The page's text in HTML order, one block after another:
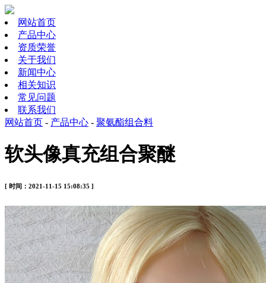
网站首页
产品中心
资质荣誉
关于我们
新闻中心
相关知识
常见问题
联系我们
网站首页 - 产品中心 - 聚氨酯组合料
软头像真充组合聚醚
[ 时间：2021-11-15 15:08:35 ]